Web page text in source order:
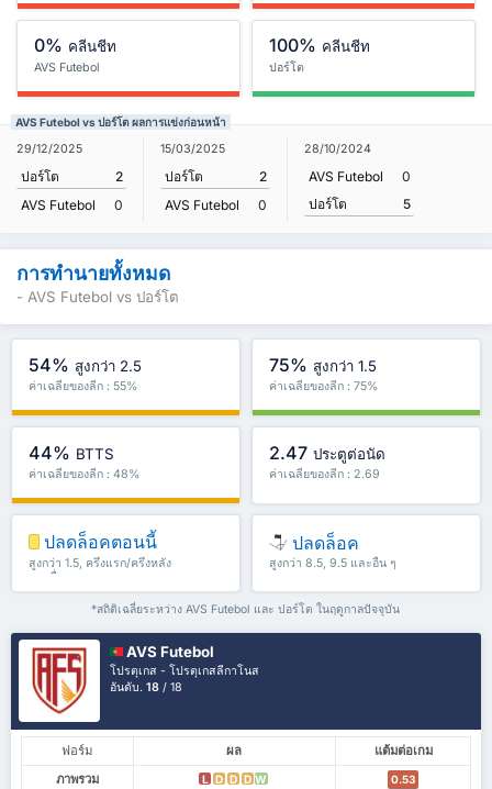
0% คลีนชีท
AVS Futebol
100% คลีนชีท
ปอร์โต
AVS Futebol vs ปอร์โต ผลการแข่งก่อนหน้า
29/12/2025
ปอร์โต
2
AVS Futebol
0
15/03/2025
ปอร์โต
2
AVS Futebol
0
28/10/2024
AVS Futebol
0
ปอร์โต
5
การทำนายทั้งหมด
- AVS Futebol vs ปอร์โต
54% สูงกว่า 2.5
ค่าเฉลี่ยของลีก : 55%
75% สูงกว่า 1.5
ค่าเฉลี่ยของลีก : 75%
44% BTTS
ค่าเฉลี่ยของลีก : 48%
2.47 ประตูต่อนัด
ค่าเฉลี่ยของลีก : 2.69
ปลดล็อคตอนนี้
สูงกว่า 1.5, ครึ่งแรก/ครึ่งหลัง
และอื่น ๆ
ปลดล็อค
สูงกว่า 8.5, 9.5 และอื่น ๆ
*สถิติเฉลี่ยระหว่าง AVS Futebol และ ปอร์โต ในฤดูกาลปัจจุบัน
AVS Futebol
โปรตุเกส - โปรตุเกสลีกาโนส
อันดับ.18 / 18
ฟอร์ม ผล
แต้มต่อเกม
ภาพรวม
L D D D W 0.53